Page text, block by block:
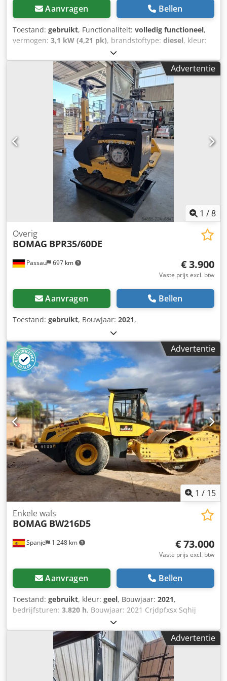
Aanvragen Bellen
Toestand: gebruikt, Functionaliteit: volledig functioneel,
vermogen: 3,1 kW (4,21 pk), brandstoftype: diesel, kleur:
, Bouwjaar:
machine-/voertuignummer:2476268, Bomag BPR 35/60 D
Technische gegevens: Bouwjaar 2022 Afmetingen (L x B x
H): 1,51 m x 0,60 m x 0,69 m Gewicht: 205 kg Doorrijhoogte:
0,68 m Max. werksnelheid: 27 m/min Max. helling
(afhankelijk van ondergrond): 32% Motortype fabrikant
Hatz 1B20 Koeling: Lucht Vermogen: 3,1 kW Toerental: 3000
min-1 Aandrijftype: Mechanisch Brandstof: Diesel
Tankinhoud: 3,0 l Centrifugale kracht: 35 kN Trilfrequentie:
80 Hz Capaciteit (m³/u) & aanbevolen laagdikten voor
grondwerk: Grind/zand: 21-30 Gemengde grond: 17-24
Zware klei: 10-12 Motorbeschermingsbeugel,
éénhendelbediening, in hoogte verstelbare stuurbeugel,
scharnierende stuurbeugel, automatische uitschakeling bij
olieverlies, bescherminrichting tegen achteruitrijden
Stuurbeugel kan in transport- en werkstand worden
vergrendeld Cjdpfxjy Uhpij Ahlsrf
Advertentie
1 /8
Passau 697 km
Overig
BOMAG BPR35/60DE
€ 3.900
Vaste prijs excl. btw
Aanvragen Bellen
Toestand: gebruikt, Bouwjaar: 2021,
Advertentie
1 / 15
Spanje 1.248 km
Enkele wals
BOMAG BW216D5
€ 73.000
Vaste prijs excl. btw
Aanvragen Bellen
Toestand: gebruikt, kleur: geel, Bouwjaar: 2021,
bedrijfsturen: 3.820 h, Bouwjaar: 2021 Crjdpfxsx Sqhij
Ahlef Ledig gewicht: 16.000 kg Afmetingen (LxBxH): 622 x
230 x 299 cm Motor type: Deutz DEUTZ TCD4.1 L-4
Advertentie